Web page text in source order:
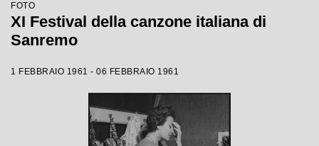
FOTO
XI Festival della canzone italiana di
Sanremo
1 FEBBRAIO 1961 - 06 FEBBRAIO 1961